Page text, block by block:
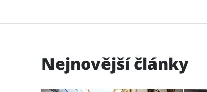
Nejnovější články